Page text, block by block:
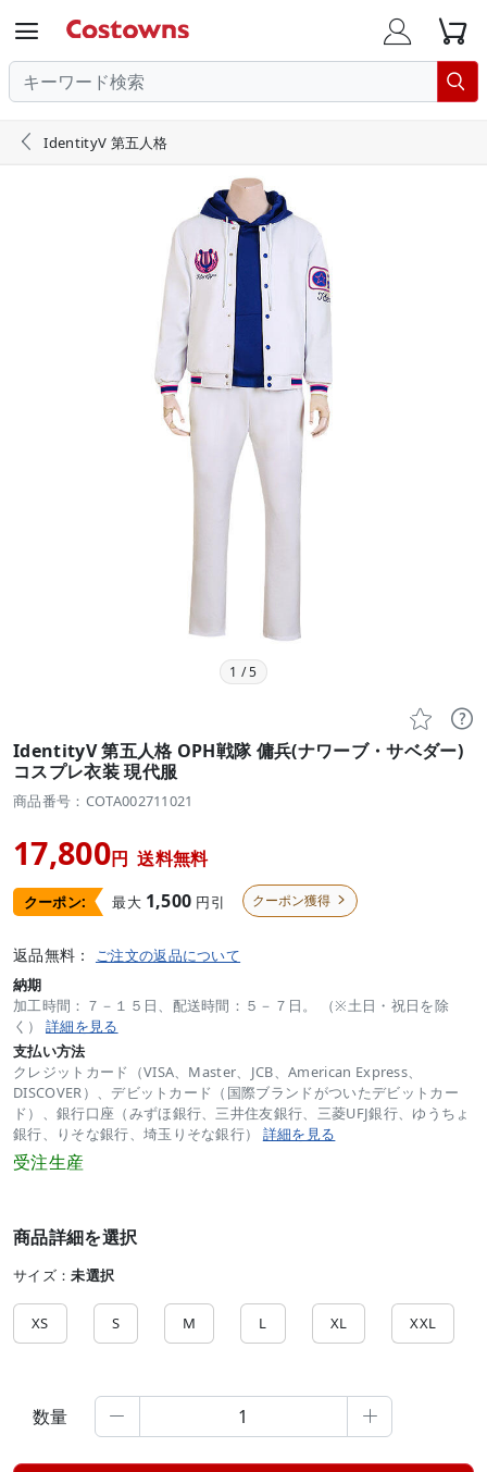
  

 IdentityV 第五人格
1 /5
 
IdentityV 第五人格 OPH戦隊 傭兵(ナワーブ・サベダー)
コスプレ衣装 現代服
商品番号：COTA002711021
17,800円 送料無料
クーポン: 最大 1,500 円引 クーポン獲得 
返品無料： ご注文の返品について
納期
加工時間：７－１５日、配送時間：５－７日。 （※土日・祝日を除
く） 詳細を見る
支払い方法
クレジットカード（VISA、Master、JCB、American Express、
DISCOVER）、デビットカード（国際ブランドがついたデビットカー
ド）、銀行口座（みずほ銀行、三井住友銀行、三菱UFJ銀行、ゆうちょ
銀行、りそな銀行、埼玉りそな銀行） 詳細を見る
受注生産
商品詳細を選択
サイズ：未選択
XS S M L XL XXL
数量  